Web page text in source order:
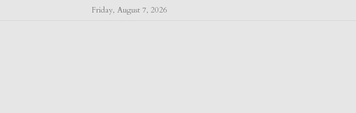
Friday, August 7, 2026